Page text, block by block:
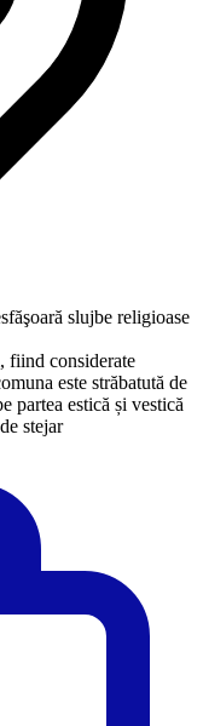
slujbe religioase
fiind considerate
este străbatută de
partea estică și vestică
stejar